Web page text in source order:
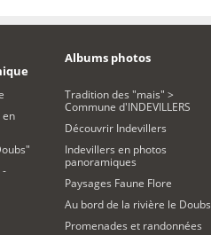
en
-
Albums photos
Tradition des "mais" >
Commune d'INDEVILLERS
Découvrir Indevillers
Indevillers en photos
panoramiques
Paysages Faune Flore
Au bord de la rivière le Doubs
Promenades et randonnées